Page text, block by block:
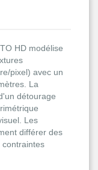
HD modélise
pixel) avec un
La
détourage
Les
différer des
contraintes